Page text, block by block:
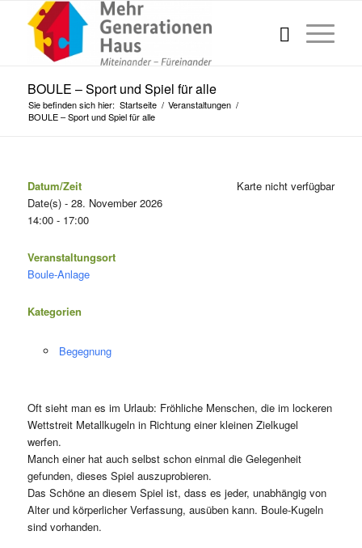
BOULE – Sport und Spiel für alle
Sie befinden sich hier: Startseite / Veranstaltungen /
BOULE – Sport und Spiel für alle
Karte nicht verfügbar
Datum/Zeit
Date(s) - 28. November 2026
14:00 - 17:00
Veranstaltungsort
Boule-Anlage
Kategorien
Begegnung
Oft sieht man es im Urlaub: Fröhliche Menschen, die im lockeren
Wettstreit Metallkugeln in Richtung einer kleinen Zielkugel
werfen.
Manch einer hat auch selbst schon einmal die Gelegenheit
gefunden, dieses Spiel auszuprobieren.
Das Schöne an diesem Spiel ist, dass es jeder, unabhängig von
Alter und körperlicher Verfassung, ausüben kann. Boule-Kugeln
sind vorhanden.